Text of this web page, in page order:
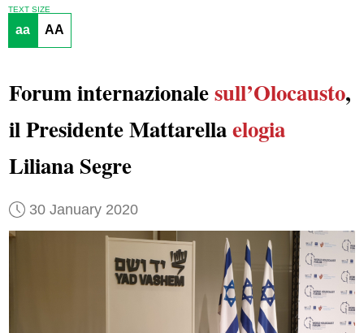
TEXT SIZE
aa AA
Forum internazionalesull’Olocausto,
il Presidente Mattarellaelogia
Liliana Segre
30 January 2020